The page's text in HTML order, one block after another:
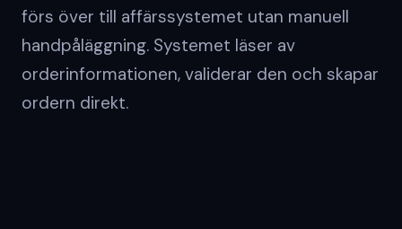
förs över till affärssystemet utan manuell
handpåläggning. Systemet läser av
orderinformationen, validerar den och skapar
ordern direkt.